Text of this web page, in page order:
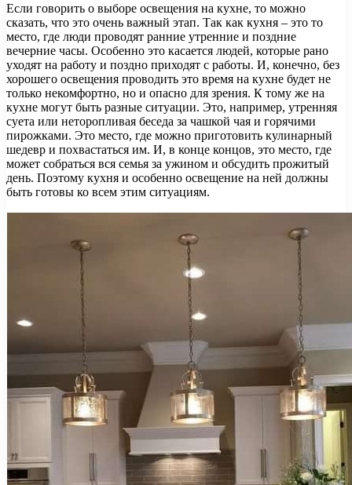
Если говорить о выборе освещения на кухне, то можно
сказать, что это очень важный этап. Так как кухня – это то
место, где люди проводят ранние утренние и поздние
вечерние часы. Особенно это касается людей, которые рано
уходят на работу и поздно приходят с работы. И, конечно, без
хорошего освещения проводить это время на кухне будет не
только некомфортно, но и опасно для зрения. К тому же на
кухне могут быть разные ситуации. Это, например, утренняя
суета или неторопливая беседа за чашкой чая и горячими
пирожками. Это место, где можно приготовить кулинарный
шедевр и похвастаться им. И, в конце концов, это место, где
может собраться вся семья за ужином и обсудить прожитый
день. Поэтому кухня и особенно освещение на ней должны
быть готовы ко всем этим ситуациям.